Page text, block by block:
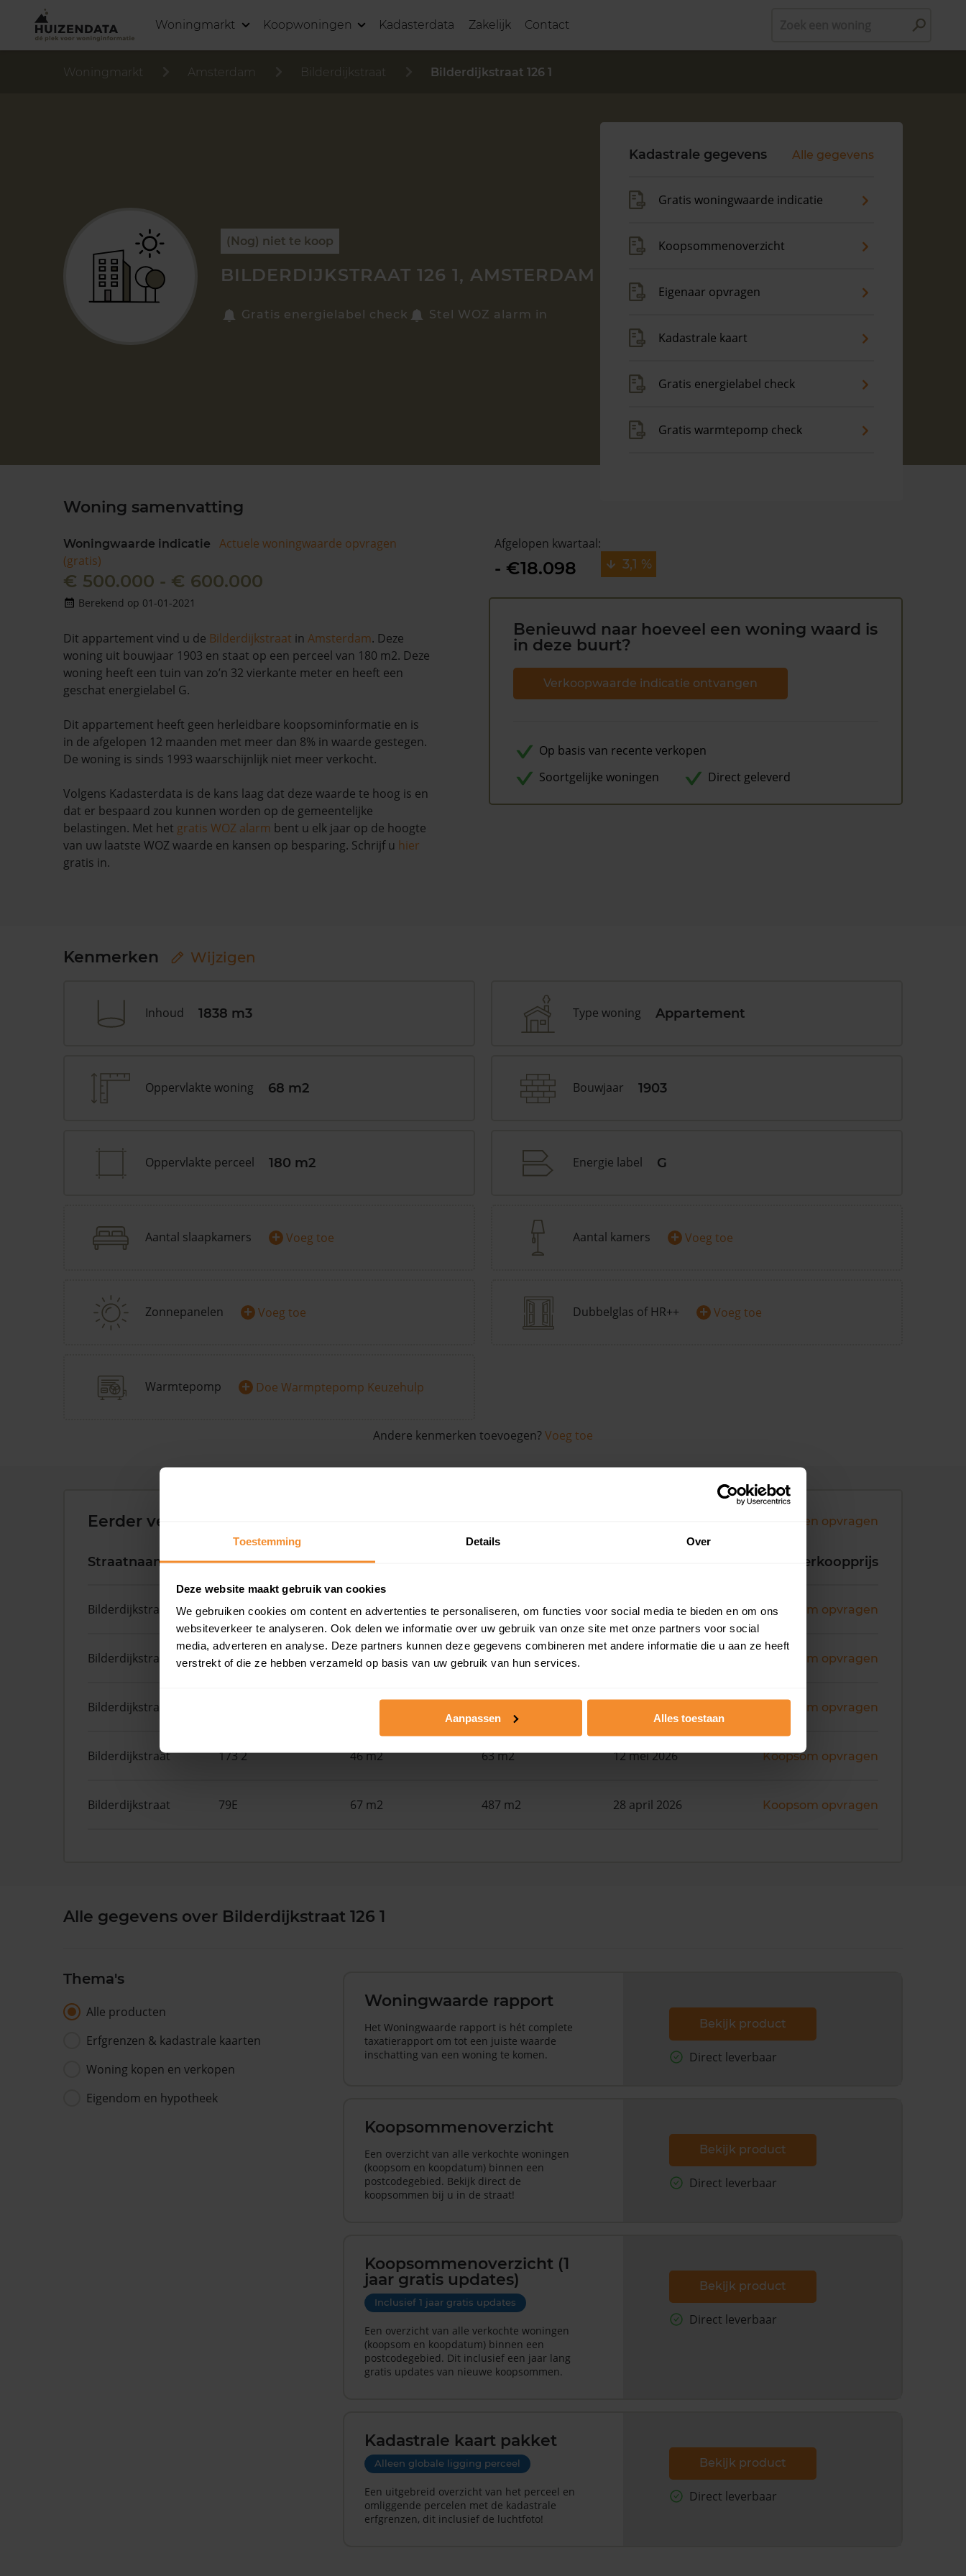
Toestemming Details Over
Deze website maakt gebruik van cookies
We gebruiken cookies om content en advertenties te personaliseren, om functies voor social media te bieden en om ons
websiteverkeer te analyseren. Ook delen we informatie over uw gebruik van onze site met onze partners voor social
media, adverteren en analyse. Deze partners kunnen deze gegevens combineren met andere informatie die u aan ze heeft
verstrekt of die ze hebben verzameld op basis van uw gebruik van hun services.
Aanpassen Alles toestaan
Woningmarkt Koopwoningen Kadasterdata Zakelijk Contact
Woningmarkt Amsterdam Bilderdijkstraat Bilderdijkstraat 126 1
(Nog) niet te koop
BILDERDIJKSTRAAT 126 1, AMSTERDAM
Gratis energielabel check Stel WOZ alarm in
Kadastrale gegevens Alle gegevens
Gratis woningwaarde indicatie
Koopsommenoverzicht
Eigenaar opvragen
Kadastrale kaart
Gratis energielabel check
Gratis warmtepomp check
Woning samenvatting
Woningwaarde indicatie
Actuele woningwaarde opvragen
(gratis)
€ 500.000 - € 600.000
Berekend op 01-01-2021
Dit appartement vind u de Bilderdijkstraat in Amsterdam. Deze
woning uit bouwjaar 1903 en staat op een perceel van 180 m2. Deze
woning heeft een tuin van zo’n 32 vierkante meter en heeft een
geschat energielabel G.
Dit appartement heeft geen herleidbare koopsominformatie en is
in de afgelopen 12 maanden met meer dan 8% in waarde gestegen.
De woning is sinds 1993 waarschijnlijk niet meer verkocht.
Volgens Kadasterdata is de kans laag dat deze waarde te hoog is en
dat er bespaard zou kunnen worden op de gemeentelijke
belastingen. Met het gratis WOZ alarm bent u elk jaar op de hoogte
van uw laatste WOZ waarde en kansen op besparing. Schrijf u hier
gratis in.
Afgelopen kwartaal:
- €18.098 3,1 %
Benieuwd naar hoeveel een woning waard is
in deze buurt?
Verkoopwaarde indicatie ontvangen
Op basis van recente verkopen
Soortgelijke woningen
Direct geleverd
Kenmerken Wijzigen
Inhoud 1838 m3 Type woning Appartement
Oppervlakte woning 68 m2 Bouwjaar 1903
Oppervlakte perceel 180 m2 Energie label G
Aantal slaapkamers + Voeg toe Aantal kamers + Voeg toe
Zonnepanelen + Voeg toe Dubbelglas of HR++ + Voeg toe
Warmtepomp + Doe Warmptepomp Keuzehulp
Andere kenmerken toevoegen? Voeg toe
Eerder verkochte woningen in de buurt Andere koopsommen opvragen
Straatnaam Huisnr. Woonoppervlak Verkoopprijs
Bilderdijkstraat 173 1 46 m2 63 m2 01 juni 2026 Koopsom opvragen
Bilderdijkstraat 55 1 61 m2 172 m2 Koopsom opvragen
Bilderdijkstraat Koopsom opvragen
Bilderdijkstraat 173 2 46 m2 63 m2 12 mei 2026 Koopsom opvragen
Bilderdijkstraat 79E 67 m2 487 m2 28 april 2026 Koopsom opvragen
Alle gegevens over Bilderdijkstraat 126 1
Thema's
Alle producten
Erfgrenzen & kadastrale kaarten
Woning kopen en verkopen
Eigendom en hypotheek
Woningwaarde rapport
Het Woningwaarde rapport is hét complete
taxatierapport om tot een juiste waarde
inschatting van een woning te komen.
Bekijk product
Direct leverbaar
Koopsommenoverzicht
Een overzicht van alle verkochte woningen
(koopsom en koopdatum) binnen een
postcodegebied. Bekijk direct de
koopsommen bij u in de straat!
Bekijk product
Direct leverbaar
Koopsommenoverzicht (1
jaar gratis updates)
Inclusief 1 jaar gratis updates
Een overzicht van alle verkochte woningen
(koopsom en koopdatum) binnen een
postcodegebied. Dit inclusief een jaar lang
gratis updates van nieuwe koopsommen.
Bekijk product
Direct leverbaar
Kadastrale kaart pakket
Alleen globale ligging perceel
Een uitgebreid overzicht van het perceel en
omliggende percelen met de kadastrale
erfgrenzen, dit inclusief de luchtfoto!
Bekijk product
Direct leverbaar